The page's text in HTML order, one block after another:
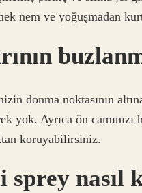
nem ve yoğuşmadan
donma noktasının
yok. Ayrıca ön
koruyabilirsiniz.
nasıl